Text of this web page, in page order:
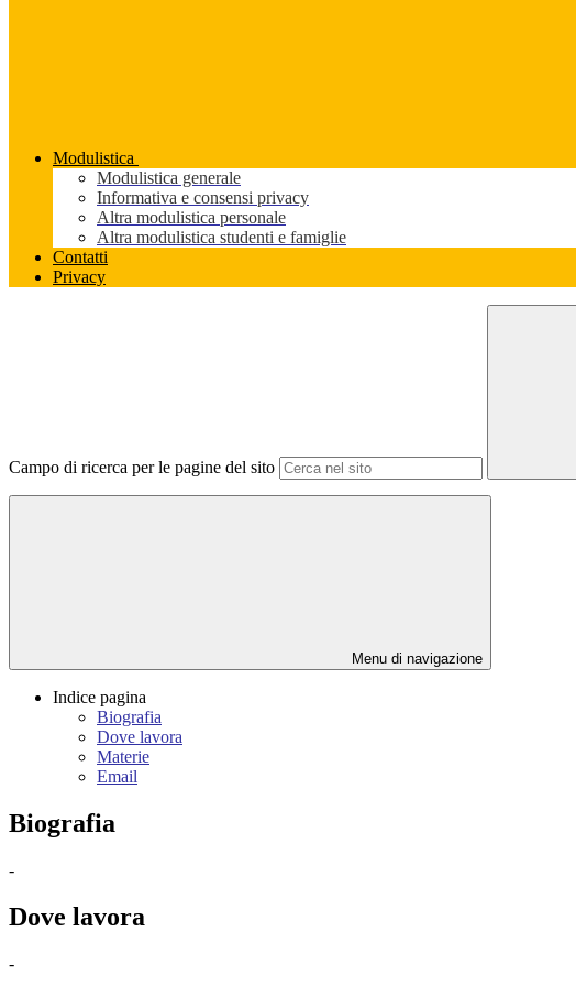
Modulistica
Modulistica generale
Informativa e consensi privacy
Altra modulistica personale
Altra modulistica studenti e famiglie
Contatti
Privacy
Campo di ricerca per le pagine del sito
Menu di navigazione
Indice pagina
Biografia
Dove lavora
Materie
Email
Biografia
-
Dove lavora
-